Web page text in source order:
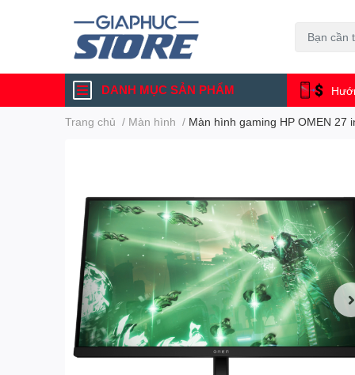
DANH MỤC SẢN PHẨM
Trang chủ / Màn hình / Màn hình gaming HP OMEN 27